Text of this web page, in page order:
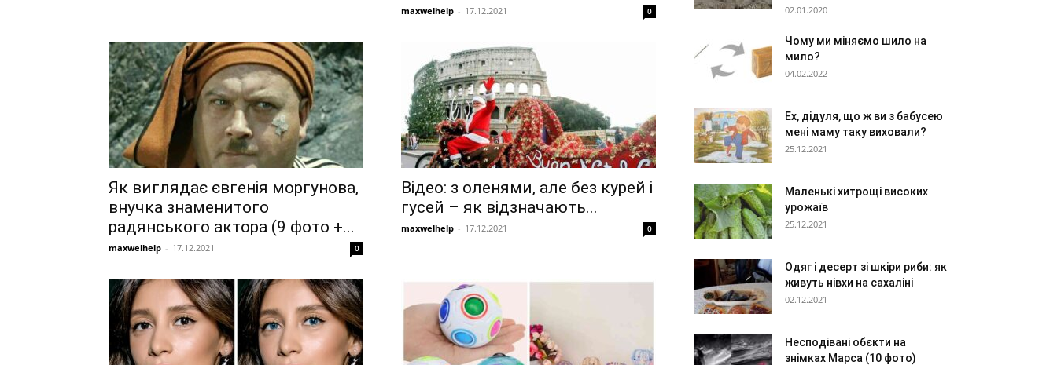
maxwelhelp - 17.12.2021 0
Як виглядає євгенія моргунова,
внучка знаменитого
радянського актора (9 фото +...
maxwelhelp - 17.12.2021 0
Відео: з оленями, але без курей і
гусей – як відзначають...
maxwelhelp - 17.12.2021 0
02.01.2020
Чому ми міняємо шило на
мило?
04.02.2022
Ех, дідуля, що ж ви з бабусею
мені маму таку виховали?
25.12.2021
Маленькі хитрощі високих
урожаїв
25.12.2021
Одяг і десерт зі шкіри риби: як
живуть нівхи на сахаліні
02.12.2021
Несподівані обєкти на
знімках Марса (10 фото)